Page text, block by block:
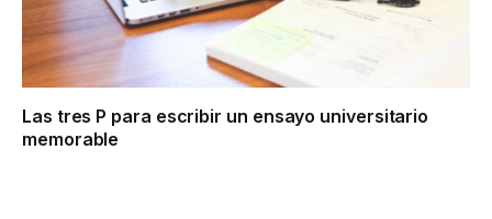
Las tres P para escribir un ensayo universitario
memorable